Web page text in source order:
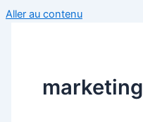
Aller au contenu
marketing